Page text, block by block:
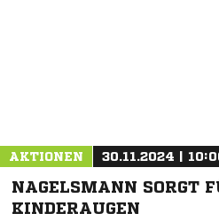
AKTIONEN 30.11.2024 |
NAGELSMANN SORGT
KINDERAUGEN